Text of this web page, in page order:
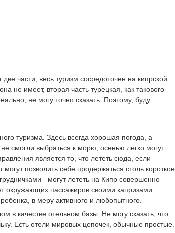
части, весь туризм сосредоточен на кипрской
не имеет, вторая часть турецкая, как такового
не могу точно сказать. Поэтому, буду
туризма. Здесь всегда хорошая погода, а
смогли выбраться к морю, осенью легко могут
является то, что лететь сюда, если
позволить себе продержаться столь короткое
- могут лететь на Кипр совершенно
окружающих пассажиров своими капризами.
в меру активного и любопытного.
в качестве отельном базы. Не могу сказать, что
Есть отели мировых цепочек, обычные простые...